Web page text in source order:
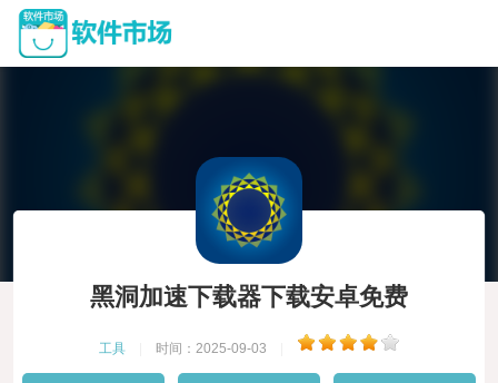
黑洞加速下载器下载安卓免费
工具 时间：2025-09-03